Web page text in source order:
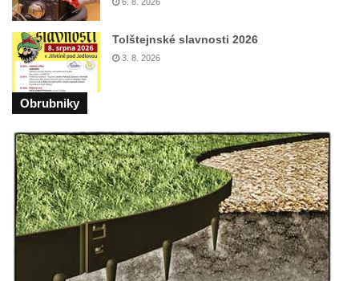
Mikulášovicích
Wäberův kříž v zahradě domu čp. 184 v
Mikulášovicích
Kříž na louce v horních Mikulášovicích
Posteltův kříž naproti domu ev.č. 29 v
Mikulášovicích
Kříž Neubaukreuz u domu čp. 698 v
Mikulášovicích
Kříž manželů Endlerových u továrního
objektu v Mikulášovicích
Kříž u silnice východně od Mikulášovic
Meyerův kříž východně od Mikulášovic
Tolštejnské slavnosti 2026
3. 8. 2026
Obrubniky